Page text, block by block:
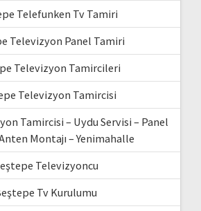
Telefunken Tv Tamiri
Televizyon Panel Tamiri
Televizyon Tamircileri
Televizyon Tamircisi
Tamircisi – Uydu Servisi – Panel
Montajı – Yenimahalle
Televizyoncu
Tv Kurulumu